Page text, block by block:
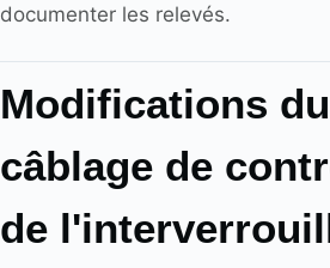
documenter les relevés.
Modifications du
câblage de
de